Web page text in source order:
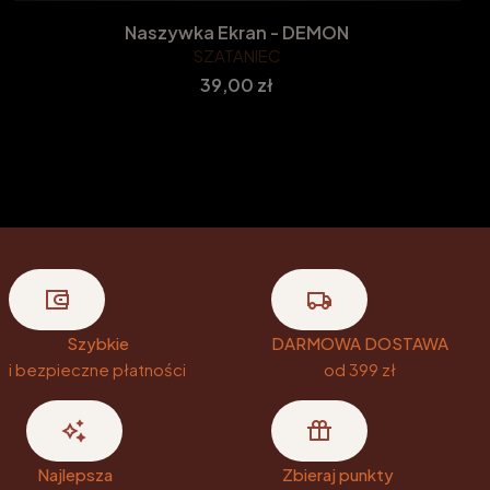
Naszywka Ekran - DEMON
SZATANIEC
Cena
39,00 zł
Szybkie
i bezpieczne płatności
DARMOWA DOSTAWA
od 399 zł
Najlepsza
Zbieraj punkty